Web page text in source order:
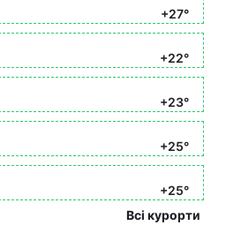
+27°
+22°
+23°
+25°
+25°
Всі курорти